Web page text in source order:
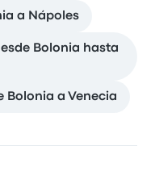
a Nápoles
Bolonia hasta
Bolonia a Venecia